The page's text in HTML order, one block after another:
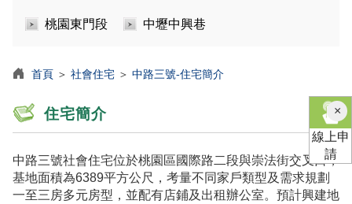
桃園東門段 中壢中興巷
首頁 ＞ 社會住宅 ＞ 中路三號-住宅簡介
住宅簡介
中路三號社會住宅位於桃園區國際路二段與崇法街交叉口，
基地面積為6389平方公尺，考量不同家戶類型及需求規劃
一至三房多元房型，並配有店鋪及出租辦公室。預計興建地
×關
閉
線上申
請